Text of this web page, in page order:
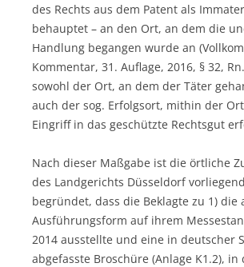
des Rechts aus dem Patent als
behauptet – an den Ort, an dem die
Handlung begangen wurde an
Kommentar, 31. Auflage, 2016, § 32,
sowohl der Ort, an dem der Täter
auch der sog. Erfolgsort, mithin der
Eingriff in das geschützte Rechtsgut
Nach dieser Maßgabe ist die örtliche
des Landgerichts Düsseldorf
begründet, dass die Beklagte zu 1) die
Ausführungsform auf ihrem
2014 ausstellte und eine in deutscher
abgefasste Broschüre (Anlage K1.2), in